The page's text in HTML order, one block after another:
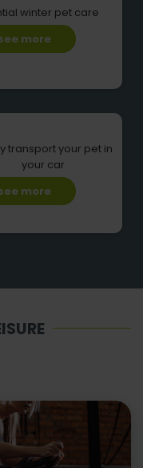
winter pet care
more
transport your pet in
your car
more